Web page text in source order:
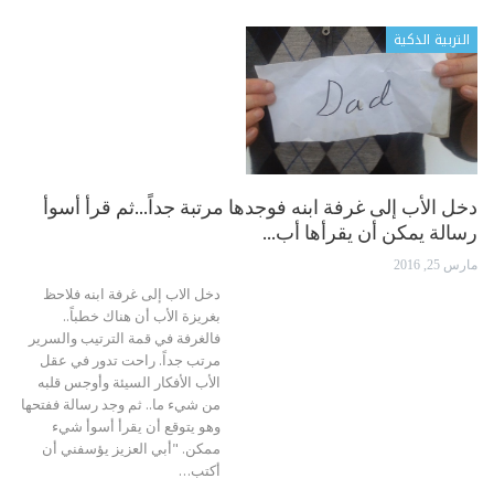
التربية الذكية
دخل الأب إلى غرفة ابنه فوجدها مرتبة جداً…ثم قرأ أسوأ
رسالة يمكن أن يقرأها أب…
مارس 25, 2016
دخل الاب إلى غرفة ابنه فلاحظ
بغريزة الأب أن هناك خطباً..
فالغرفة في قمة الترتيب والسرير
مرتب جداً. راحت تدور في عقل
الأب الأفكار السيئة وأوجس قلبه
من شيء ما.. ثم وجد رسالة ففتحها
وهو يتوقع أن يقرأ أسوأ شيء
ممكن. "أبي العزيز يؤسفني أن
أكتب…